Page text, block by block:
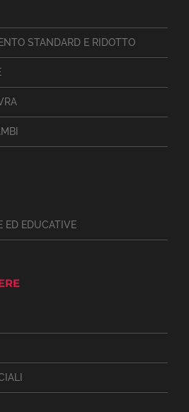
STANDARD E RIDOTTO
ED EDUCATIVE